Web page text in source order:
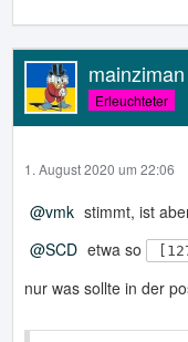
mainziman
Erleuchteter
1. August 2020 um 22:06
vmk stimmt, ist
SCD etwa so
nur was sollte in der